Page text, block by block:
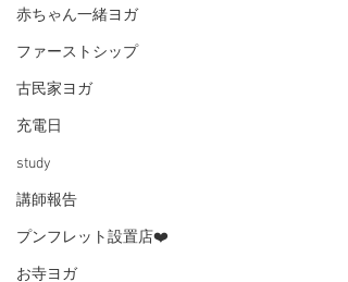
赤ちゃん一緒ヨガ
ファーストシップ
古民家ヨガ
充電日
study
講師報告
プンフレット設置店❤️
お寺ヨガ